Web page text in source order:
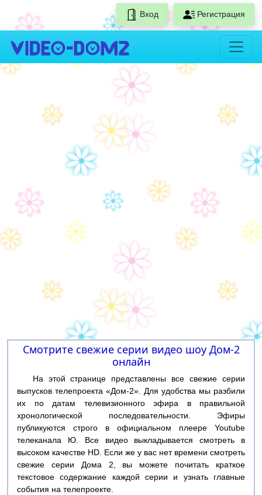
Вход Регистрация
Смотрите свежие серии видео шоу Дом-2
онлайн
На этой странице представлены все свежие серии
выпусков телепроекта «Дом-2». Для удобства мы разбили
их по датам телевизионного эфира в правильной
хронологической последовательности. Эфиры
публикуются строго в официальном плеере Youtube
телеканала Ю. Все видео выкладывается смотреть в
высоком качестве HD. Если же у вас нет времени смотреть
свежие серии Дома 2, вы можете почитать краткое
текстовое содержание каждой серии и узнать главные
события на телепроекте.